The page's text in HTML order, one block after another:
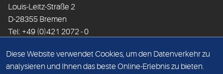
Louis-Leitz-Straße 2
D-28355 Bremen
Tel: +49 (0)421 2072 - 0
Email:info@mlhb.de
Diese Website verwendet Cookies, um den Datenverkehr zu
analysieren und Ihnen das beste Online-Erlebnis zu bieten.